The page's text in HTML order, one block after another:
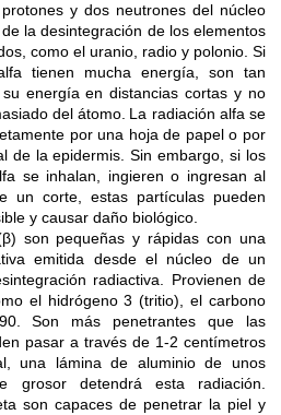
y dos neutrones del núcleo
la desintegración de los elementos
como el uranio, radio y polonio. Si
tienen mucha energía, son tan
energía en distancias cortas y no
del átomo. La radiación alfa se
por una hoja de papel o por
de la epidermis. Sin embargo, si los
se inhalan, ingieren o ingresan al
un corte, estas partículas pueden
y causar daño biológico.
son pequeñas y rápidas con una
emitida desde el núcleo de un
radiactiva. Provienen de
el hidrógeno 3 (tritio), el carbono
Son más penetrantes que las
pasar a través de 1-2 centímetros
una lámina de aluminio de unos
grosor detendrá esta radiación.
son capaces de penetrar la piel y